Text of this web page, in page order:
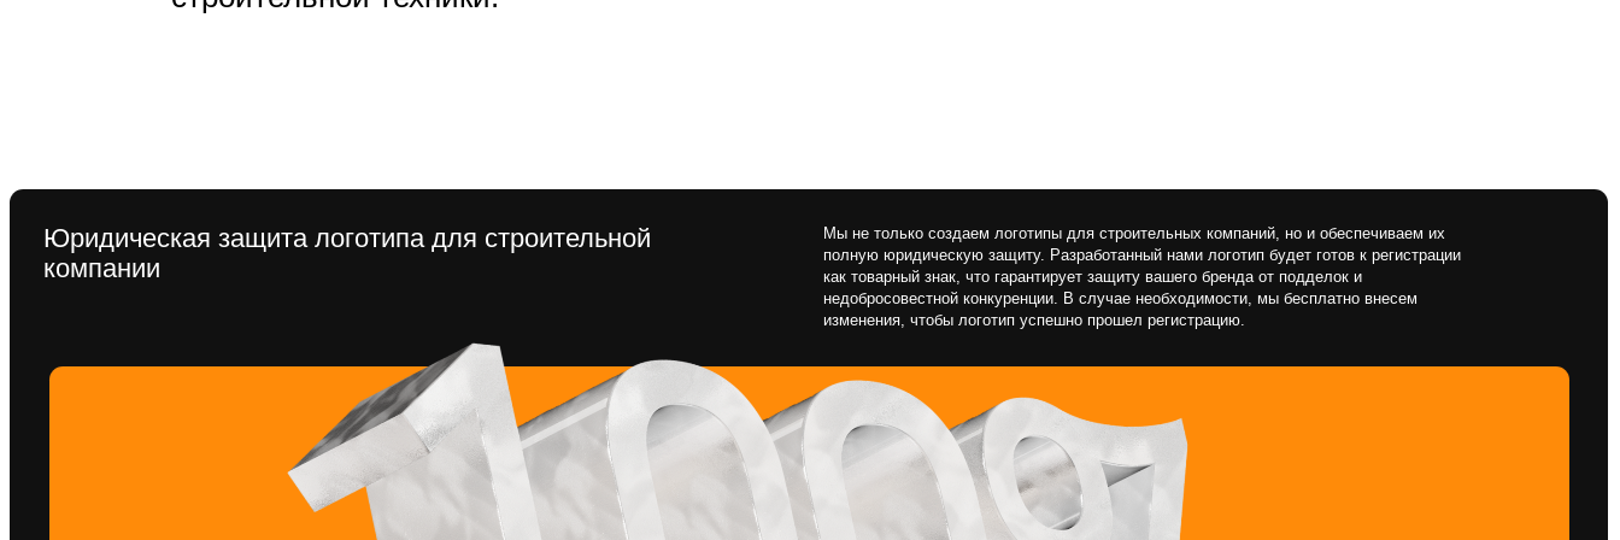
Мы учитываем все требования, чтобы логотип соответствовал
стандартам товарных знаков, и подготавливаем все необходимые
документы для регистрации. Мы также сотрудничаем с патентными
поверенными, сопровождая процесс до успешного результата.
Почему это важно?
Регистрация логотипа — это гарантия исключительных прав
на использование бренда, что укрепляет доверие клиентов
и предотвращает юридические споры.